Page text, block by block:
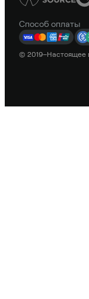
Способ оплаты
© 2019–Настоящее